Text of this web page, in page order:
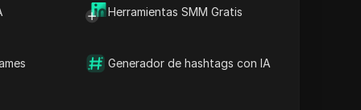
Herramientas SMM Gratis
Generador de hashtags con IA
de datos y
admite solicitudes
e individuos por